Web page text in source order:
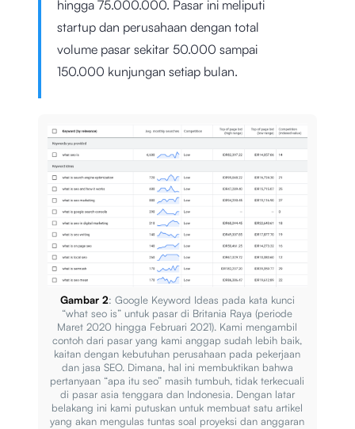
hingga 75.000.000. Pasar ini meliputi
startup dan perusahaan dengan total
volume pasar sekitar 50.000 sampai
150.000 kunjungan setiap bulan.
Gambar 2: Google Keyword Ideas pada kata kunci
“what seo is” untuk pasar di Britania Raya (periode
Maret 2020 hingga Februari 2021). Kami mengambil
contoh dari pasar yang kami anggap sudah lebih baik,
kaitan dengan kebutuhan perusahaan pada pekerjaan
dan jasa SEO. Dimana, hal ini membuktikan bahwa
pertanyaan “apa itu seo” masih tumbuh, tidak terkecuali
di pasar asia tenggara dan Indonesia. Dengan latar
belakang ini kami putuskan untuk membuat satu artikel
yang akan mengulas tuntas soal proyeksi dan anggaran